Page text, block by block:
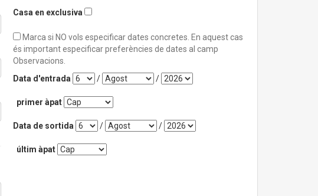
Casa en exclusiva
Marca si NO vols especificar dates concretes. En aquest cas
és important especificar preferències de dates al camp
Observacions.
Data d'entrada
/ /
primer àpat
Data de sortida / /
últim àpat